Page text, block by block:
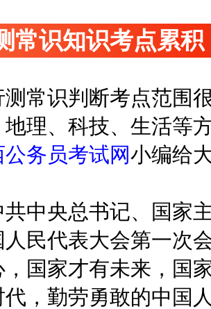
常识知识考点累积
测常识判断考点范围
地理、科技、生活等
务员考试网小编给
央总书记、国家主
人民代表大会第一次
，国家才有未来，国
代，勤劳勇敢的中国